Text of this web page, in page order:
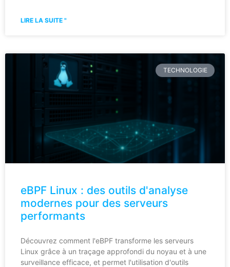
LIRE LA SUITE "
TECHNOLOGIE
eBPF Linux : des outils d'analyse
modernes pour des serveurs
performants
Découvrez comment l'eBPF transforme les serveurs
Linux grâce à un traçage approfondi du noyau et à une
surveillance efficace, et permet l'utilisation d'outils